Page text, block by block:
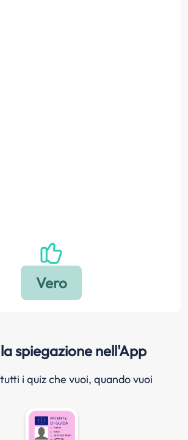
spiegazione nell'App
i quiz che vuoi, quando vuoi